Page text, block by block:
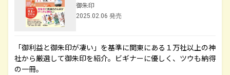
御朱印
2025.02.06 発売
「御利益と御朱印が凄い」を基準に関東にある１万社以上の神
社から厳選して御朱印を紹介。ビギナーに優しく、ツウも納得
の一冊。